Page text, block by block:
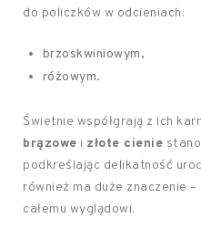
do policzków w odcieniach:
brzoskwiniowym,
różowym.
Świetnie współgrają z ich
brązowe i złote cienie
podkreślając delikatność
również ma duże znaczenie
całemu wyglądowi.